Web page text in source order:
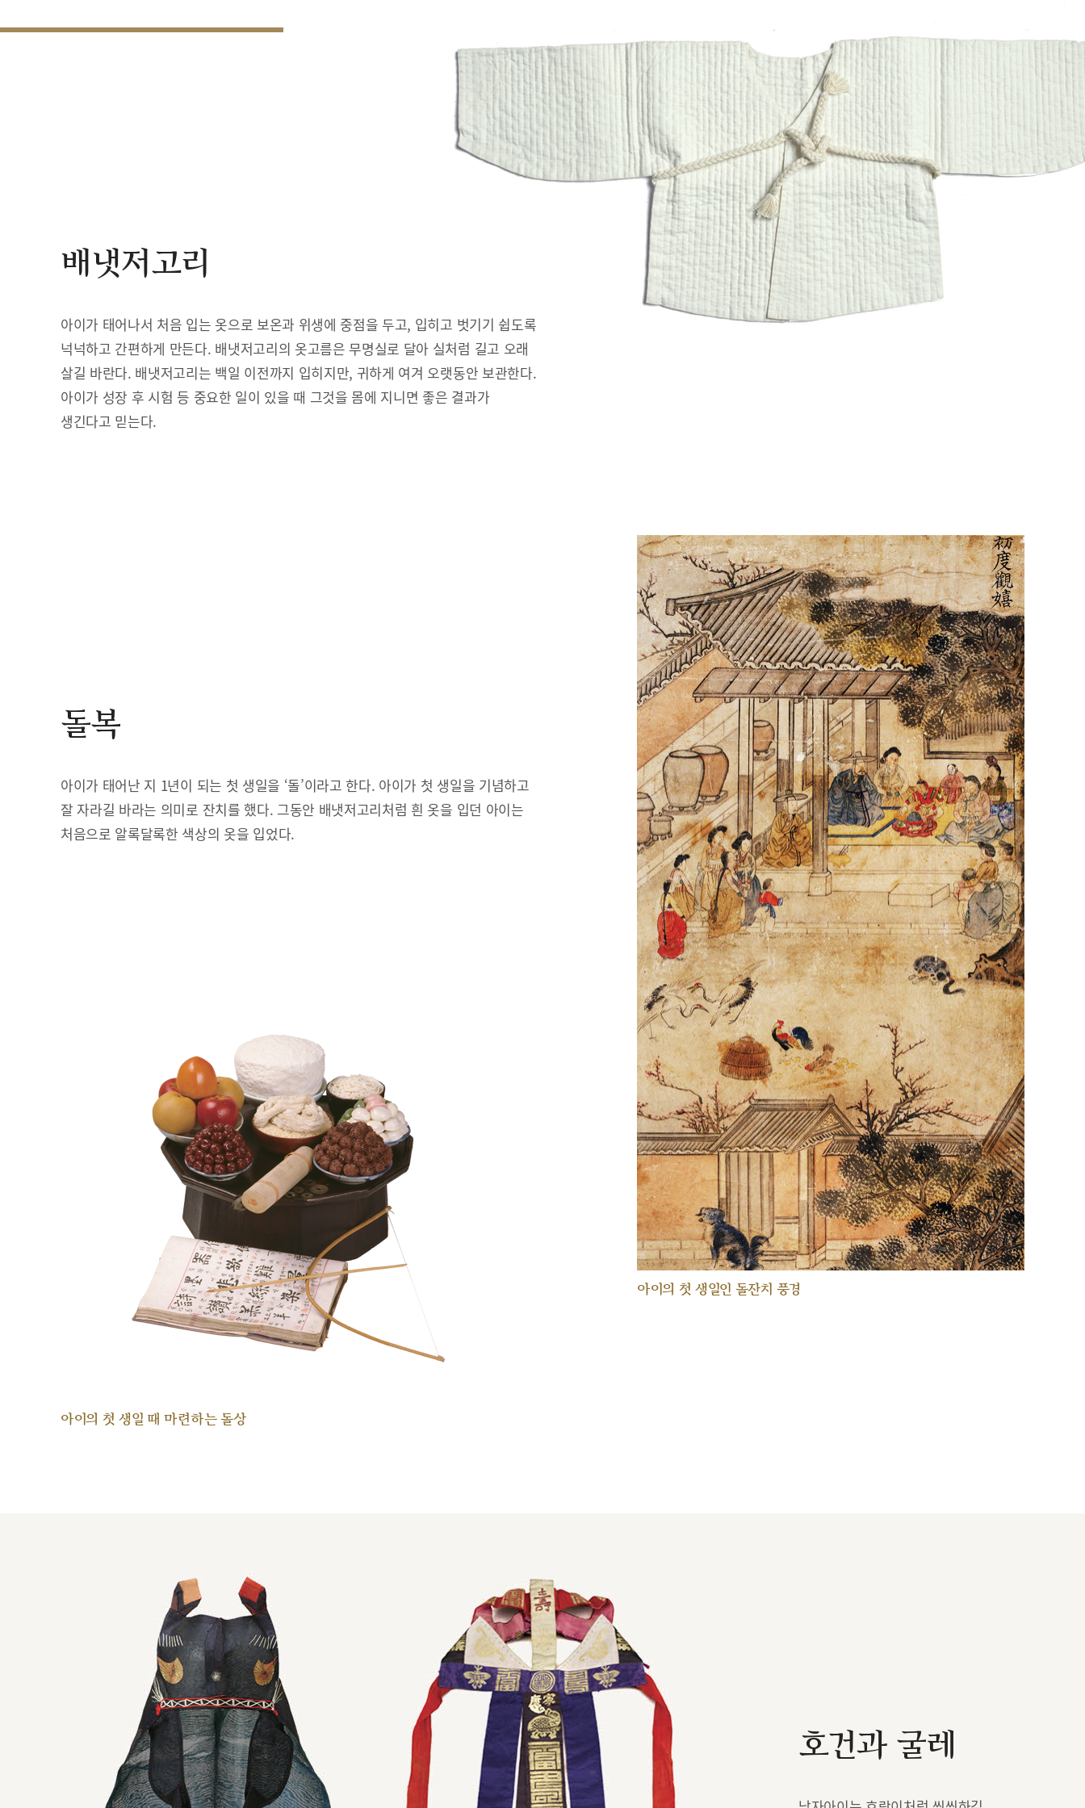
배냇저고리
아이가 태어나서 처음 입는 옷으로 보온과 위생에 중점을 두고, 입히고 벗기기 쉽도록
넉넉하고 간편하게 만든다. 배냇저고리의 옷고름은 무명실로 달아 실처럼 길고 오래
살길 바란다. 배냇저고리는 백일 이전까지 입히지만, 귀하게 여겨 오랫동안 보관한다.
아이가 성장 후 시험 등 중요한 일이 있을 때 그것을 몸에 지니면 좋은 결과가
생긴다고 믿는다.
아이의 첫 생일인 돌잔치 풍경
돌복
아이가 태어난 지 1년이 되는 첫 생일을 ‘돌’이라고 한다. 아이가 첫 생일을 기념하고
잘 자라길 바라는 의미로 잔치를 했다. 그동안 배냇저고리처럼 흰 옷을 입던 아이는
처음으로 알록달록한 색상의 옷을 입었다.
아이의 첫 생일 때 마련하는 돌상
호건과 굴레